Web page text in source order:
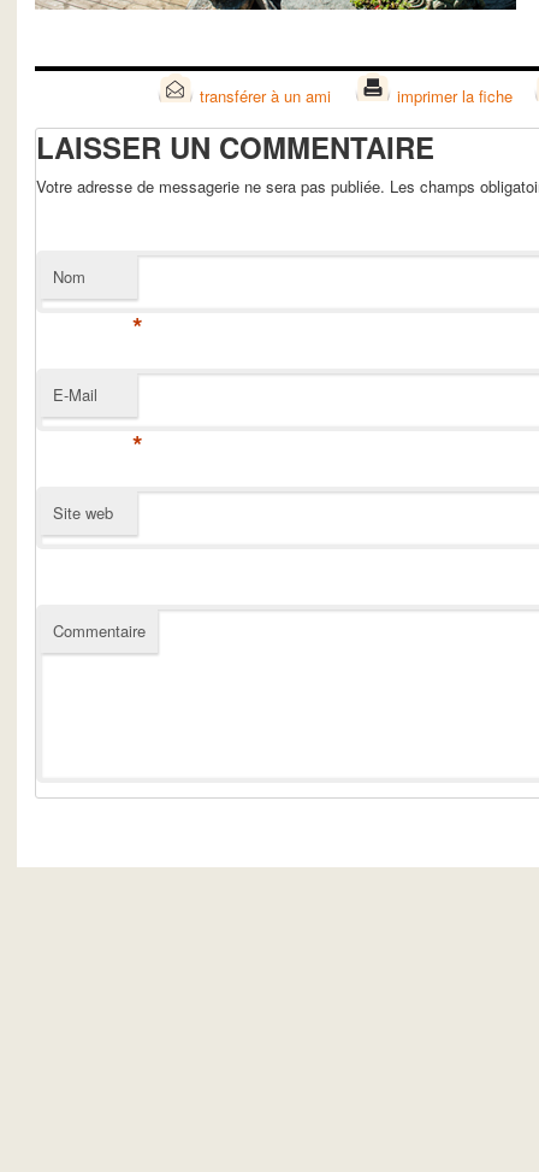
transférer à un ami imprimer la fiche
LAISSER UN COMMENTAIRE
Votre adresse de messagerie ne sera pas publiée. Les champs
Nom
*
E-Mail
*
Site web
Commentaire